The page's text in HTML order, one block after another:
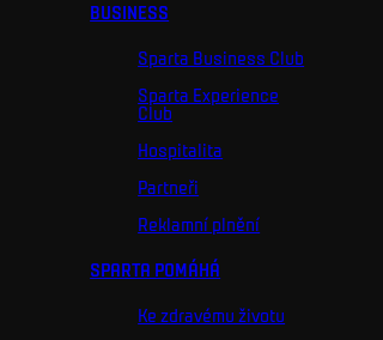
BUSINESS
Sparta Business Club
Sparta Experience
Club
Hospitalita
Partneři
Reklamní plnění
SPARTA POMÁHÁ
Ke zdravému životu